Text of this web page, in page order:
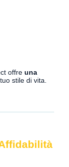
offre una
stile di vita.